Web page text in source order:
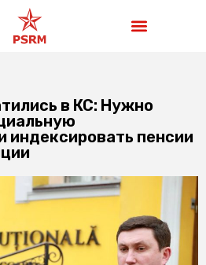
в КС: Нужно
индексировать пенсии